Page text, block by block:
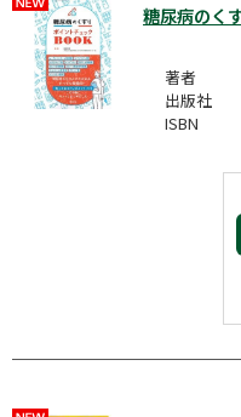
糖尿病のく
著者
出版社
ISBN